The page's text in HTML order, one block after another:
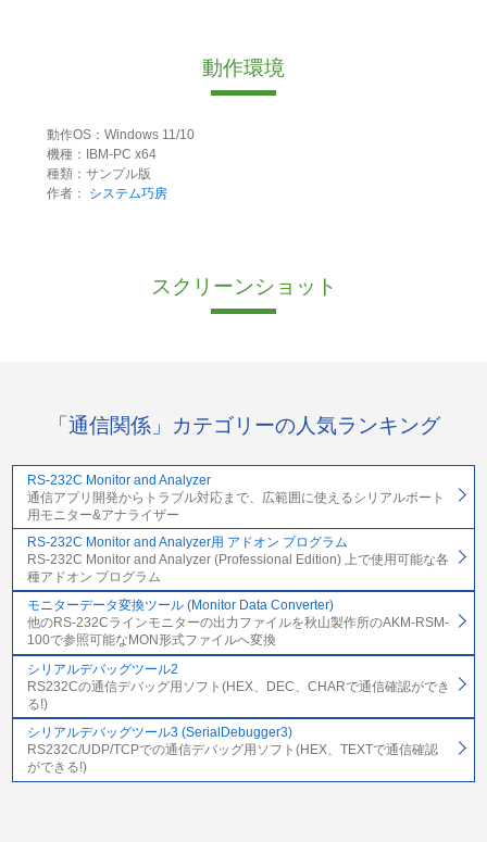
動作環境
動作OS：Windows 11/10
機種：IBM-PC x64
種類：サンプル版
作者：
システム巧房
スクリーンショット
「通信関係」カテゴリーの人気ランキング
RS-232C Monitor and Analyzer
通信アプリ開発からトラブル対応まで、広範囲に使えるシリアルポート
用モニター&アナライザー
RS-232C Monitor and Analyzer用 アドオン プログラム
RS-232C Monitor and Analyzer (Professional Edition) 上で使用可能な各
種アドオン プログラム
モニターデータ変換ツール (Monitor Data Converter)
他のRS-232Cラインモニターの出力ファイルを秋山製作所のAKM-RSM-
100で参照可能なMON形式ファイルへ変換
シリアルデバッグツール2
RS232Cの通信デバッグ用ソフト(HEX、DEC、CHARで通信確認ができ
る!)
シリアルデバッグツール3 (SerialDebugger3)
RS232C/UDP/TCPでの通信デバッグ用ソフト(HEX、TEXTで通信確認
ができる!)